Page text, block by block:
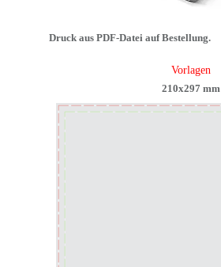
Druck aus PDF-Datei auf Bestellung.
Vorlagen
210x297 mm